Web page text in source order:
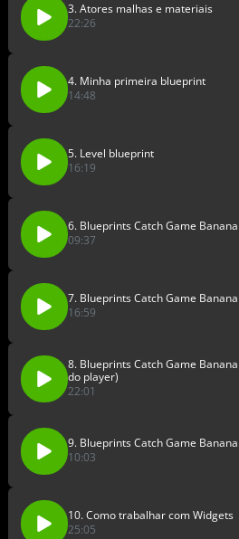
3. Atores malhas e materiais
22:26
4. Minha primeira blueprint
14:48
5. Level blueprint
16:19
6. Blueprints Catch Game
09:37
7. Blueprints Catch Game
16:59
8. Blueprints Catch Game
do player)
22:01
9. Blueprints Catch Game
10:03
10. Como trabalhar com Widgets
25:05